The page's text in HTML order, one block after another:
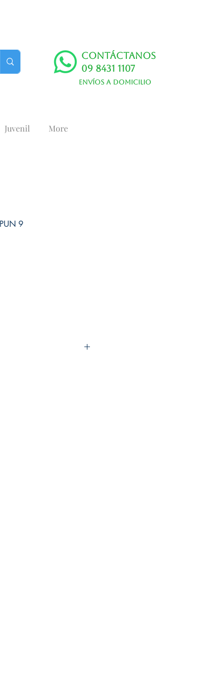
Contáctanos
09 8431 1107
Envíos a domicilio
Juvenil More
9